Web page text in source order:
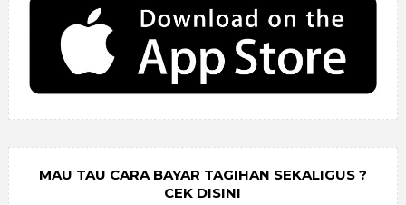
MAU TAU CARA BAYAR TAGIHAN SEKALIGUS ?
CEK DISINI